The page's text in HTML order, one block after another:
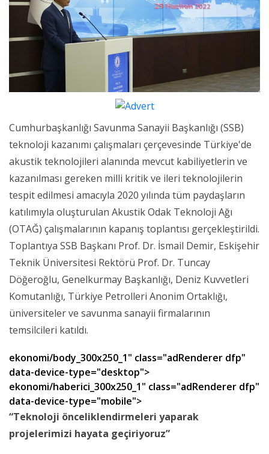
Cumhurbaşkanlığı Savunma Sanayii Başkanlığı (SSB)
teknoloji kazanımı çalışmaları çerçevesinde Türkiye'de
akustik teknolojileri alanında mevcut kabiliyetlerin ve
kazanılması gereken milli kritik ve ileri teknolojilerin
tespit edilmesi amacıyla 2020 yılında tüm paydaşların
katılımıyla oluşturulan Akustik Odak Teknoloji Ağı
(OTAĞ) çalışmalarının kapanış toplantısı gerçekleştirildi.
Toplantıya SSB Başkanı Prof. Dr. İsmail Demir, Eskişehir
Teknik Üniversitesi Rektörü Prof. Dr. Tuncay
Döğeroğlu, Genelkurmay Başkanlığı, Deniz Kuvvetleri
Komutanlığı, Türkiye Petrolleri Anonim Ortaklığı,
üniversiteler ve savunma sanayii firmalarının
temsilcileri katıldı.
ekonomi/body_300x250_1" class="adRenderer dfp"
data-device-type="desktop">
ekonomi/haberici_300x250_1" class="adRenderer dfp"
data-device-type="mobile">
“Teknoloji önceliklendirmeleri yaparak
projelerimizi hayata geçiriyoruz”